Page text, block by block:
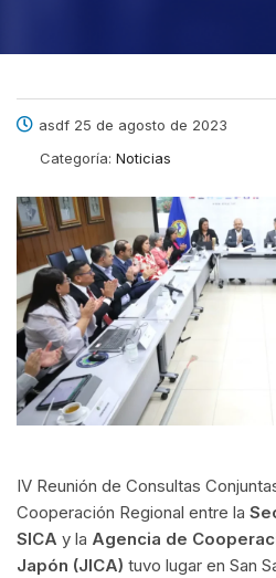
asdf 25 de agosto de 2023
Categoría: Noticias
IV Reunión de Consultas
Cooperación Regional entre la
SICA y la Agencia de
Japón (JICA) tuvo lugar en San